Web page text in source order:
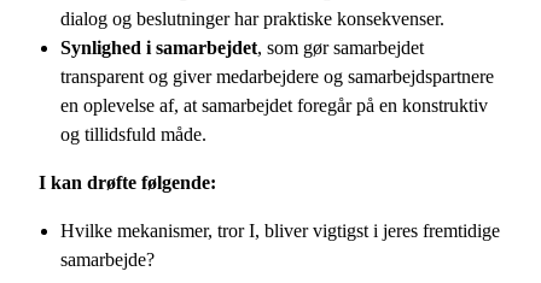
dialog og beslutninger har praktiske konsekvenser.
Synlighed i samarbejdet, som gør samarbejdet
transparent og giver medarbejdere og samarbejdspartnere
en oplevelse af, at samarbejdet foregår på en konstruktiv
og tillidsfuld måde.
I kan drøfte følgende:
Hvilke mekanismer, tror I, bliver vigtigst i jeres fremtidige
samarbejde?